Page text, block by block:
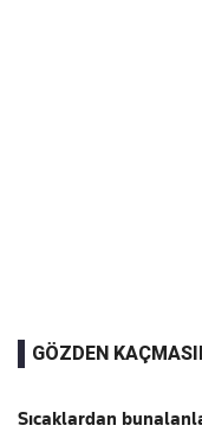
GÖZDEN
Sıcaklardan